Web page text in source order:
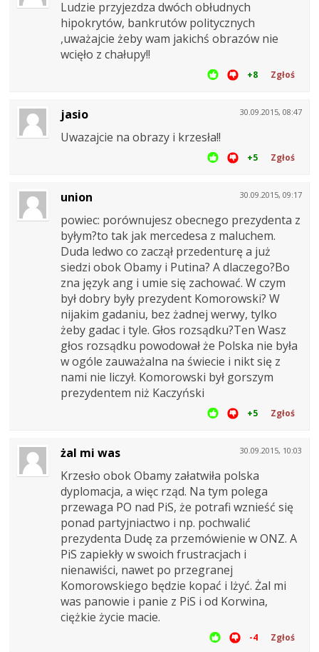
Ludzie przyjezdza dwóch obłudnych
hipokrytów, bankrutów politycznych
,uważajcie żeby wam jakichś obrazów nie
wcięło z chałupy!!
+8 Zgłoś
30.09.2015, 08:47
jasio
Uwazajcie na obrazy i krzesła!!
+5 Zgłoś
30.09.2015, 09:17
union
powiec: porównujesz obecnego prezydenta z
byłym?to tak jak mercedesa z maluchem.
Duda ledwo co zaczął przedenturę a już
siedzi obok Obamy i Putina? A dlaczego?Bo
zna język ang i umie się zachować. W czym
był dobry były prezydent Komorowski? W
nijakim gadaniu, bez żadnej werwy, tylko
żeby gadac i tyle. Głos rozsądku?Ten Wasz
głos rozsądku powodował że Polska nie była
w ogóle zauważalna na świecie i nikt się z
nami nie liczył. Komorowski był gorszym
prezydentem niż Kaczyński
+5 Zgłoś
30.09.2015, 10:03
żal mi was
Krzesło obok Obamy załatwiła polska
dyplomacja, a więc rząd. Na tym polega
przewaga PO nad PiS, że potrafi wznieść się
ponad partyjniactwo i np. pochwalić
prezydenta Dudę za przemówienie w ONZ. A
PiS zapiekły w swoich frustracjach i
nienawiści, nawet po przegranej
Komorowskiego będzie kopać i lżyć. Żal mi
was panowie i panie z PiS i od Korwina,
ciężkie życie macie.
-4 Zgłoś